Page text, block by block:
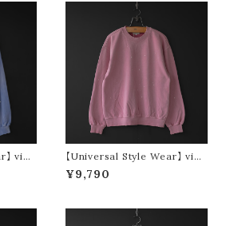
vint
【Universal Style Wear】 vint
age style crew sweat (pink)
¥9,790